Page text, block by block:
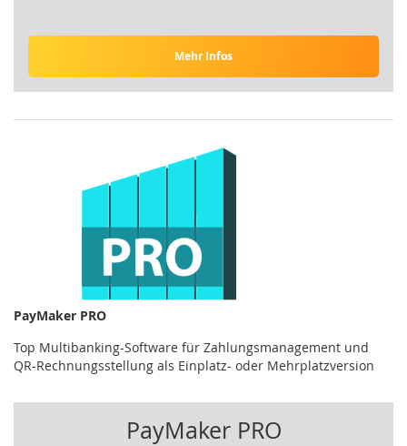
Mehr Infos
PayMaker PRO
Top Multibanking-Software für Zahlungsmanagement und
QR-Rechnungsstellung als Einplatz- oder Mehrplatzversion
PayMaker PRO